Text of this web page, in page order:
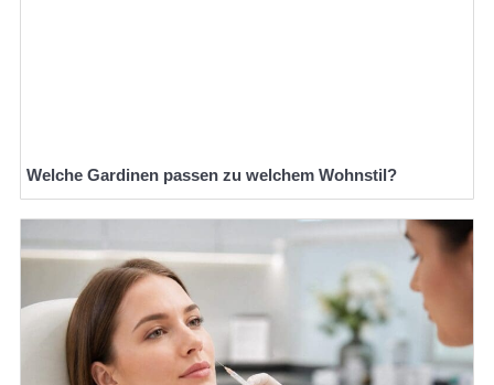
Welche Gardinen passen zu welchem Wohnstil?